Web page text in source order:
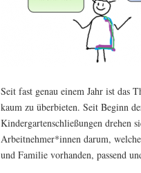
Seit fast genau einem Jahr ist das
kaum zu überbieten. Seit Beginn
Kindergartenschließungen drehen
Arbeitnehmer*innen darum,
und Familie vorhanden, passend